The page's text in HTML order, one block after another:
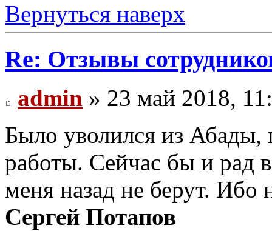
Вернуться наверх
Re: Отзывы
admin » 23 май 2018,
Было уволился из
работы. Сейчас бы и рад
меня назад не берут. Ибо
Сергей Потапов